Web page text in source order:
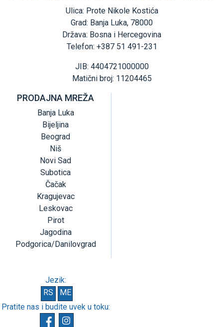
Ulica: Prote Nikole Kostića
Grad: Banja Luka, 78000
Država: Bosna i Hercegovina
Telefon: +387 51 491-231
JIB: 4404721000000
Matični broj: 11204465
PRODAJNA MREŽA
Banja Luka
Bijeljina
Beograd
Niš
Novi Sad
Subotica
Čačak
Kragujevac
Leskovac
Pirot
Jagodina
Podgorica/Danilovgrad
Jezik:
RS
ME
Pratite nas i budite uvek u toku: